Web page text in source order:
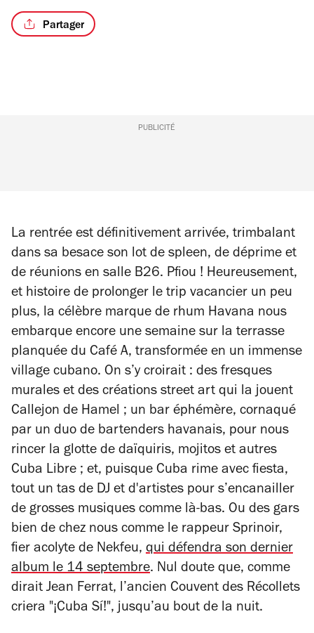
Partager
PUBLICITÉ
La rentrée est définitivement arrivée, trimbalant
dans sa besace son lot de spleen, de déprime et
de réunions en salle B26. Pfiou ! Heureusement,
et histoire de prolonger le trip vacancier un peu
plus, la célèbre marque de rhum Havana nous
embarque encore une semaine sur la terrasse
planquée du Café A, transformée en un immense
village cubano. On s’y croirait : des fresques
murales et des créations street art qui la jouent
Callejon de Hamel ; un bar éphémère, cornaqué
par un duo de bartenders havanais, pour nous
rincer la glotte de daïquiris, mojitos et autres
Cuba Libre ; et, puisque Cuba rime avec fiesta,
tout un tas de DJ et d'artistes pour s’encanailler
de grosses musiques comme là-bas. Ou des gars
bien de chez nous comme le rappeur Sprinoir,
fier acolyte de Nekfeu, qui défendra son dernier
album le 14 septembre. Nul doute que, comme
dirait Jean Ferrat, l’ancien Couvent des Récollets
criera "¡Cuba Sí!",jusqu’au bout de la nuit.